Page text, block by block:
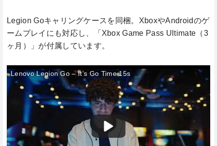
Legion Goキャリングケースを同梱。XboxやAndroidのゲ
ームプレイにも対応し、「Xbox Game Pass Ultimate（3
ヶ月）」が付属しています。
Lenovo Legion Go – It’s Go Time 15s